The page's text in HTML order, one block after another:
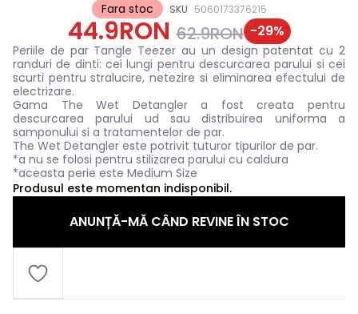
Fara stoc SKU 5060173376215
44.9RON 62.9RON -29%
Periile de par Tangle Teezer au un design patentat cu 2
randuri de dinti: cei lungi pentru descurcarea parului si cei
scurti pentru stralucire, netezire si eliminarea efectului de
electrizare.
Gama The Wet Detangler a fost creata pentru
descurcarea parului ud sau distribuirea uniforma a
samponului si a tratamentelor de par.
The Wet Detangler este potrivit tuturor tipurilor de par.
*a nu se folosi pentru stilizarea parului cu caldura
*aceasta perie este Medium Size
Produsul este momentan indisponibil.
ANUNȚĂ-MĂ CÂND REVINE ÎN STOC